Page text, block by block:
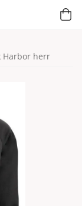
Harbor herr